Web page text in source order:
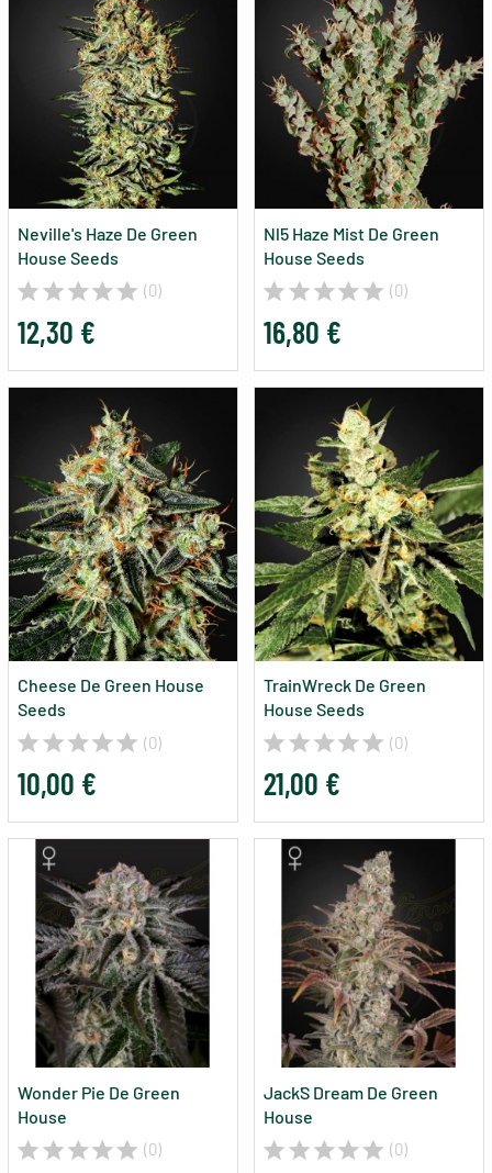
Neville's Haze De Green
House Seeds
(0)
12,30 €
Nl5 Haze Mist De Green
House Seeds
(0)
16,80 €
Cheese De Green House
Seeds
(0)
10,00 €
TrainWreck De Green
House Seeds
(0)
21,00 €
Wonder Pie De Green
House
(0)
Jack´s Dream De Green
House
(0)